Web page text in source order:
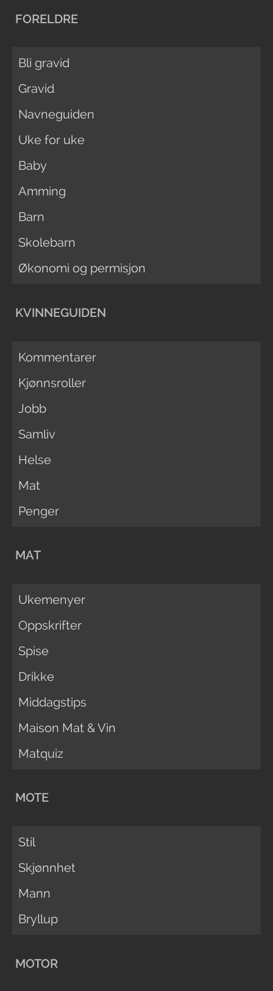
FORELDRE
Bli gravid
Gravid
Navneguiden
Uke for uke
Baby
Amming
Barn
Skolebarn
Økonomi og permisjon
KVINNEGUIDEN
Kommentarer
Kjønnsroller
Jobb
Samliv
Helse
Mat
Penger
MAT
Ukemenyer
Oppskrifter
Spise
Drikke
Middagstips
Maison Mat & Vin
Matquiz
MOTE
Stil
Skjønnhet
Mann
Bryllup
MOTOR